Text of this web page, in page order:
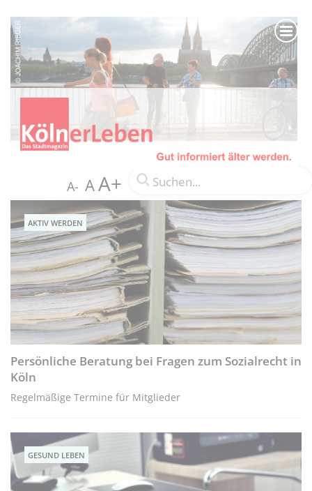
A- AA+
AKTIV WERDEN
Persönliche Beratung bei Fragen zum Sozialrecht in
Köln
Regelmäßige Termine für Mitglieder
GESUND LEBEN